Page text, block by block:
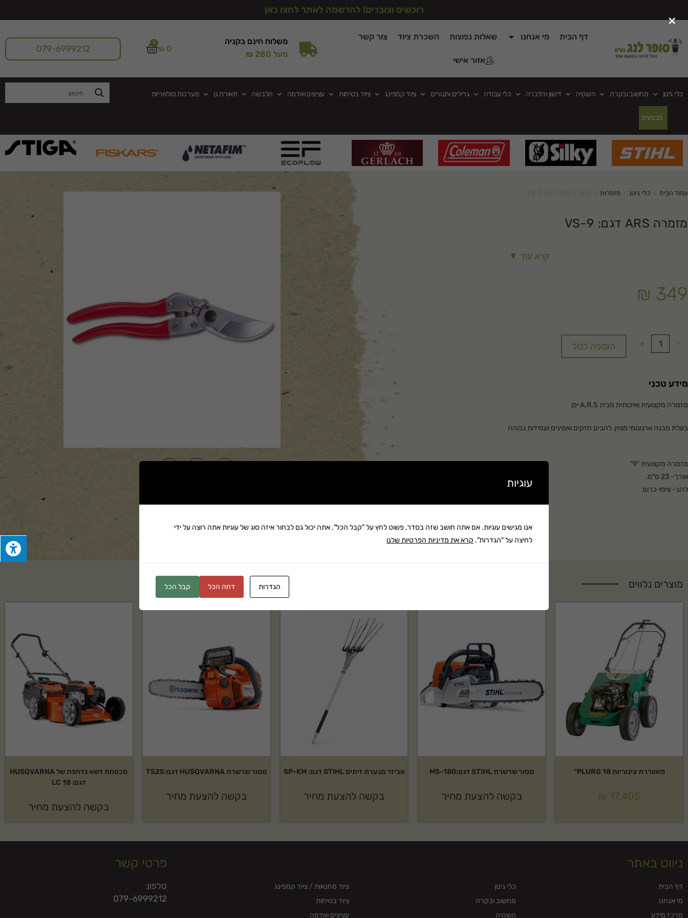
רוכשים וצוברים! להרשמה לאתר לחצו כאן
דף הבית מי אנחנו שאלות נפוצות השכרת ציוד צור קשר
אזור אישי
משלוח חינם בקניה
מעל 280 ₪
₪0
0
079-6999212
כלי גינון מחשוב ובקרה השקיה דישון והדברה כלי עבודה גרילים ותנורים ציוד קמפינג ציוד בטיחות עציצים ואדמה הלבשה תאורת גן מערכות סולאריות
מבצעים
עמוד הבית כלי גינון מזמרות
מזמרה ARS דגם: VS-9
קרא עוד ▼
₪ 349
-
+ הוספה לסל
מידע טכני
מזמרה מקצועית ואיכותית מבית A.R.S יפן
בעלת מבנה ארגונומי מצוין, להבים חזקים ואמינים ועמידות גבוהה
מזמרה מקצועית "9"
אורך- 23 ס"מ.
להב- ציפוי כרום
שתף:
זמן אספקה:עד 8 ימי עסקים
מוצרים נלווים
מאווררת צינוריות PLURG 18"
₪ 17,405
מסור שרשרת STIHL דגם:MS-180
בקשה להצעת מחיר
אביזר מנערת זיתים STIHL דגם: SP-KM
בקשה להצעת מחיר
מסור שרשרת HUSQVARNA דגם:T525
בקשה להצעת מחיר
מכסחת דשא נדחפת של HUSQVARNA
דגם: LC 18
בקשה להצעת מחיר
ניווט באתר
דף הבית
מי אנחנו
מרכז מידע
כלי גינון
מחשוב ובקרה
השקיה
ציוד מחנאות / ציוד קמפינג
ציוד בטיחות
עציצים ואדמה
פרטי קשר
טלפון:
079-6999212
×
עוגיות
אנו מגישים עוגיות. אם אתה חושב שזה בסדר, פשוט לחץ על "קבל הכל". אתה יכול גם לבחור איזה סוג של עוגיות אתה רוצה על ידי
לחיצה על "הגדרות". קרא את מדיניות הפרטיות שלנו
הגדרות דחה הכל קבל הכל